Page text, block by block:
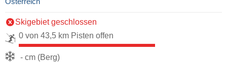
Österreich
Skigebiet geschlossen
0 von 43,5 km Pisten offen
- cm (Berg)